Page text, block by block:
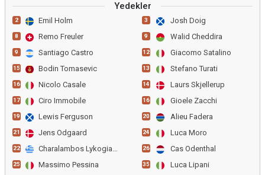
Yedekler
2 Emil Holm
8 Remo Freuler
9 Santiago Castro
15 Bodin Tomasevic
16 Nicolo Casale
17 Ciro Immobile
19 Lewis Ferguson
21 Jens Odgaard
22 Charalambos Lykogiannis
25 Massimo Pessina
3 Josh Doig
9 Walid Cheddira
12 Giacomo Satalino
13 Stefano Turati
14 Laurs Skjellerup
16 Gioele Zacchi
20 Alieu Fadera
24 Luca Moro
26 Cas Odenthal
35 Luca Lipani